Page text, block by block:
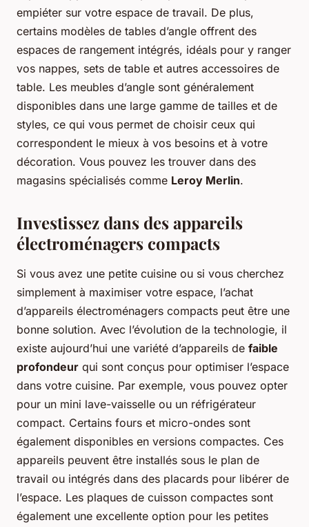
empiéter sur votre espace de travail. De plus,
certains modèles de tables d’angle offrent des
espaces de rangement intégrés, idéals pour y ranger
vos nappes, sets de table et autres accessoires de
table. Les meubles d’angle sont généralement
disponibles dans une large gamme de tailles et de
styles, ce qui vous permet de choisir ceux qui
correspondent le mieux à vos besoins et à votre
décoration. Vous pouvez les trouver dans des
magasins spécialisés comme Leroy Merlin.
Investissez dans des appareils
électroménagers compacts
Si vous avez une petite cuisine ou si vous cherchez
simplement à maximiser votre espace, l’achat
d’appareils électroménagers compacts peut être une
bonne solution. Avec l’évolution de la technologie, il
existe aujourd’hui une variété d’appareils de faible
profondeur qui sont conçus pour optimiser l’espace
dans votre cuisine. Par exemple, vous pouvez opter
pour un mini lave-vaisselle ou un réfrigérateur
compact. Certains fours et micro-ondes sont
également disponibles en versions compactes. Ces
appareils peuvent être installés sous le plan de
travail ou intégrés dans des placards pour libérer de
l’espace. Les plaques de cuisson compactes sont
également une excellente option pour les petites